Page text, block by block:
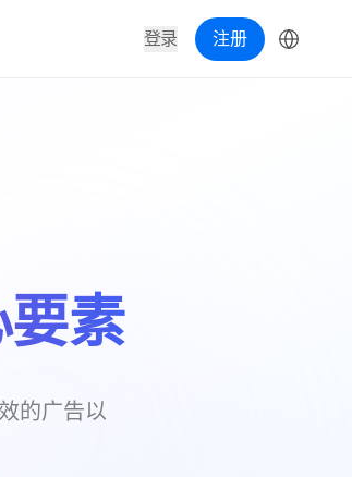
登录 注册
素
的广告以